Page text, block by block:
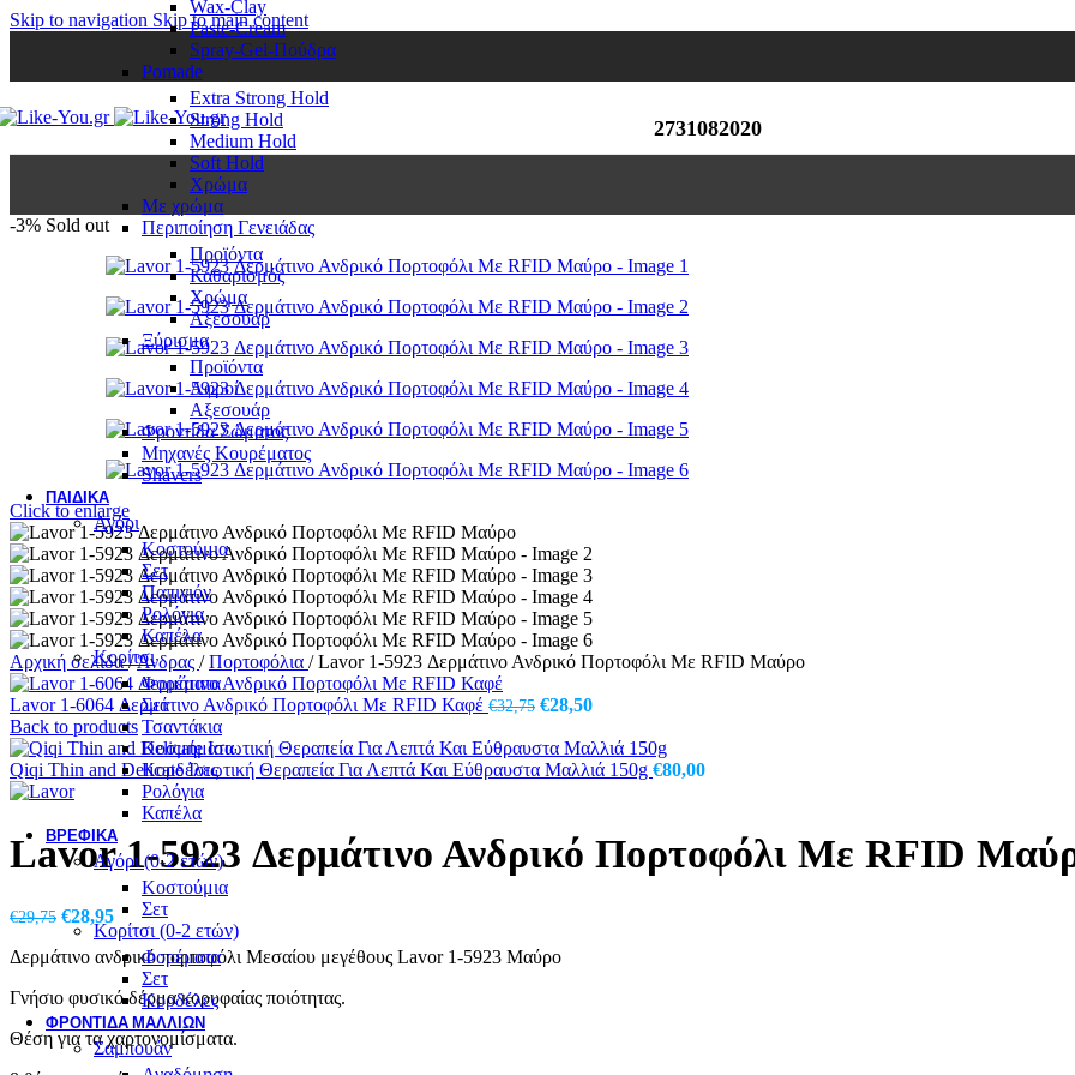
Skip to navigation Skip to main content
2731082020
Wax-Clay
Paste-Cream
Spray-Gel-Πούδρα
Pomade
Extra Strong Hold
Strong Hold
Medium Hold
Soft Hold
Χρώμα
Με χρώμα
Περιποίηση Γενειάδας
Προϊόντα
Καθαρισμός
Χρώμα
Αξεσουάρ
Ξύρισμα
Προϊόντα
Αφροί
Αξεσουάρ
Φροντίδα Σώματος
Μηχανές Κουρέματος
Shavers
ΠΑΙΔΙΚΆ
Αγόρι
Κοστούμια
Σετ
Παπιγιόν
Ρολόγια
Καπέλα
Κορίτσι
Φορέματα
Σετ
Τσαντάκια
Κοσμήματα
Κορδέλες
Ρολόγια
Καπέλα
ΒΡΕΦΙΚΆ
Αγόρι (0-2 ετών)
Κοστούμια
Σετ
Κορίτσι (0-2 ετών)
Φορέματα
Σετ
Κορδέλες
ΦΡΟΝΤΙΔΑ ΜΑΛΛΙΩΝ
Σαμπουάν
-3% Sold out
Click to enlarge
Αρχική σελίδα/Άνδρας / Πορτοφόλια / Lavor 1-5923 Δερμάτινο Ανδρικό Πορτοφόλι Με RFID Μαύρο
Lavor 1-6064 Δερμάτινο Ανδρικό Πορτοφόλι Με RFID Καφέ €32,75 Original
was:
€32,75.
€28,50Η
τιμή
είναι:
Back to products
Qiqi Thin and Delicate Ισιωτική Θεραπεία Για Λεπτά Και Εύθραυστα Μαλλιά 150g €80,00
Lavor 1-5923 Δερμάτινο Ανδρικό Πορτοφόλι Με RFID
€29,75 Original
price
was:
€28,95Η
τρέχουσα
τιμή
είναι:
€28,95.
Δερμάτινο ανδρικό πορτοφόλι Μεσαίου μεγέθους Lavor 1-5923 Μαύρο
Γνήσιο φυσικό δέρμα κορυφαίας ποιότητας.
Θέση για τα χαρτονομίσματα.